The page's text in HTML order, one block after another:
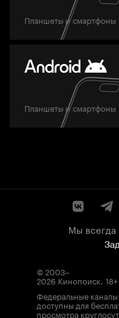
Планшеты и смартфоны
Планшеты и смартфоны
Мы всегда
© 2003–
2026 Кинопоиск. 18+
Федеральные каналы
доступны для
просмотра